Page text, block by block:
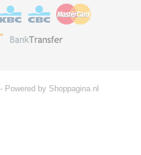
by Shoppagina.nl